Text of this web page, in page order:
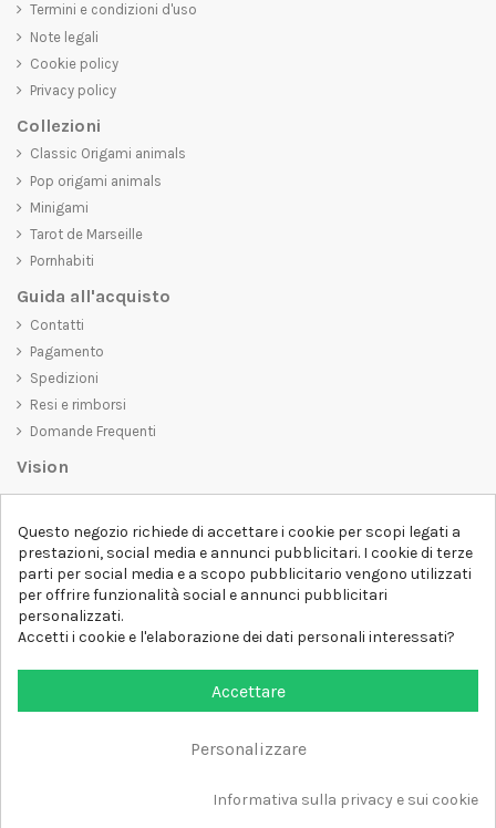
Termini e condizioni d'uso
Note legali
Cookie policy
Privacy policy
Collezioni
Classic Origami animals
Pop origami animals
Minigami
Tarot de Marseille
Pornhabiti
Guida all'acquisto
Contatti
Pagamento
Spedizioni
Resi e rimborsi
Domande Frequenti
Vision
belli da vedere, ma che trasmettano anche un messaggio importante.
Che siate alla ricerca di una t-shirt unica e di tendenza, di una felpa
comoda e accogliente o di un accessorio esclusivo,D-SHIRTha
qualcosa per tutti.
Follow us
Questo negozio richiede di accettare i cookie per scopi legati a
prestazioni, social media e annunci pubblicitari. I cookie di terze
parti per social media e a scopo pubblicitario vengono utilizzati
per offrire funzionalità social e annunci pubblicitari
personalizzati.
Accetti i cookie e l'elaborazione dei dati personali interessati?
Accettare
Personalizzare
Informativa sulla privacy e sui cookie